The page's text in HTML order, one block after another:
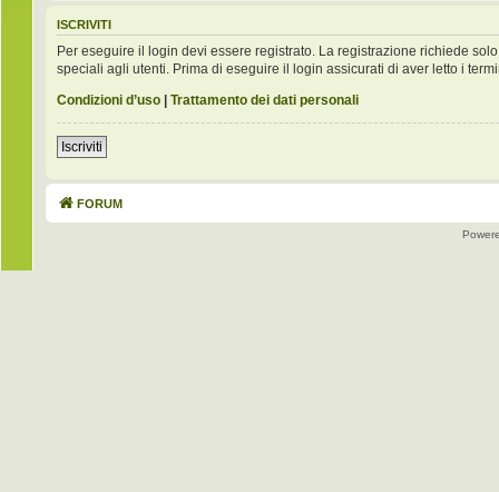
ISCRIVITI
Per eseguire il login devi essere registrato. La registrazione richiede
speciali agli utenti. Prima di eseguire il login assicurati di aver letto i
Condizioni d’uso | Trattamento dei dati personali
Iscriviti
FORUM